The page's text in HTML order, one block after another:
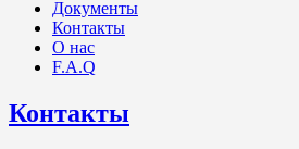
Документы
Контакты
О нас
F.A.Q
Контакты